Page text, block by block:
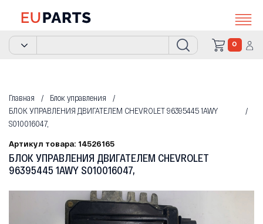
0
Главная
Блок управления
БЛОК УПРАВЛЕНИЯ ДВИГАТЕЛЕМ CHEVROLET 96395445 1AWY
S010016047,
Артикул товара: 14526165
БЛОК УПРАВЛЕНИЯ ДВИГАТЕЛЕМ CHEVROLET
96395445 1AWY S010016047,